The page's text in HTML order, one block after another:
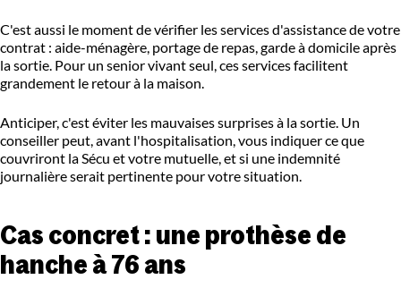
C'est aussi le moment de vérifier les services d'assistance de votre
contrat : aide-ménagère, portage de repas, garde à domicile après
la sortie. Pour un senior vivant seul, ces services facilitent
grandement le retour à la maison.
Anticiper, c'est éviter les mauvaises surprises à la sortie. Un
conseiller peut, avant l'hospitalisation, vous indiquer ce que
couvriront la Sécu et votre mutuelle, et si une indemnité
journalière serait pertinente pour votre situation.
Cas concret : une prothèse de
hanche à 76 ans